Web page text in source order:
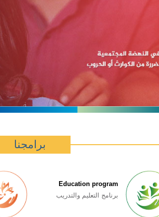
برامجنا
Education program
برنامج التعلیم والتدريب